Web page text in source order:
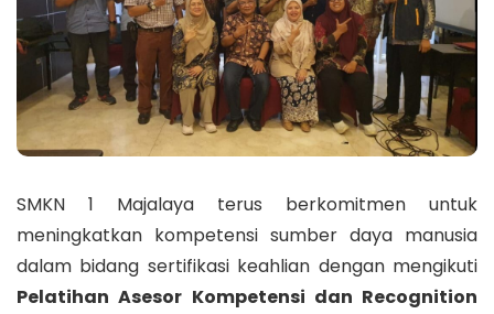
SMKN 1 Majalaya terus berkomitmen untuk
meningkatkan kompetensi sumber daya manusia
dalam bidang sertifikasi keahlian dengan mengikuti
Pelatihan Asesor Kompetensi dan Recognition